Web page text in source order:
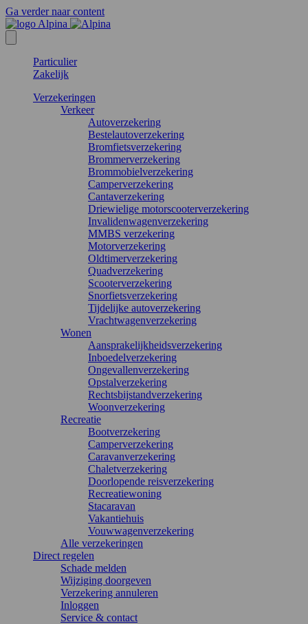
Ga verder naar content
Particulier
Zakelijk
Verzekeringen
Verkeer
Autoverzekering
Bestelautoverzekering
Bromfietsverzekering
Brommerverzekering
Brommobielverzekering
Camperverzekering
Cantaverzekering
Driewielige motorscooterverzekering
Invalidenwagenverzekering
MMBS verzekering
Motorverzekering
Oldtimerverzekering
Quadverzekering
Scooterverzekering
Snorfietsverzekering
Tijdelijke autoverzekering
Vrachtwagenverzekering
Wonen
Aansprakelijkheidsverzekering
Inboedelverzekering
Ongevallenverzekering
Opstalverzekering
Rechtsbijstandverzekering
Woonverzekering
Recreatie
Bootverzekering
Camperverzekering
Caravanverzekering
Chaletverzekering
Doorlopende reisverzekering
Recreatiewoning
Stacaravan
Vakantiehuis
Vouwwagenverzekering
Alle verzekeringen
Direct regelen
Schade melden
Wijziging doorgeven
Verzekering annuleren
Inloggen
Service & contact